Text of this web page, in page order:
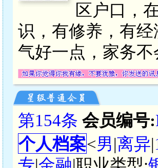
区户口，
识，有修养，有
气好一点，家务
第154条 会员编号:
个人档案<男|离异|